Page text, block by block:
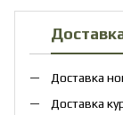
Доставка
Доставка